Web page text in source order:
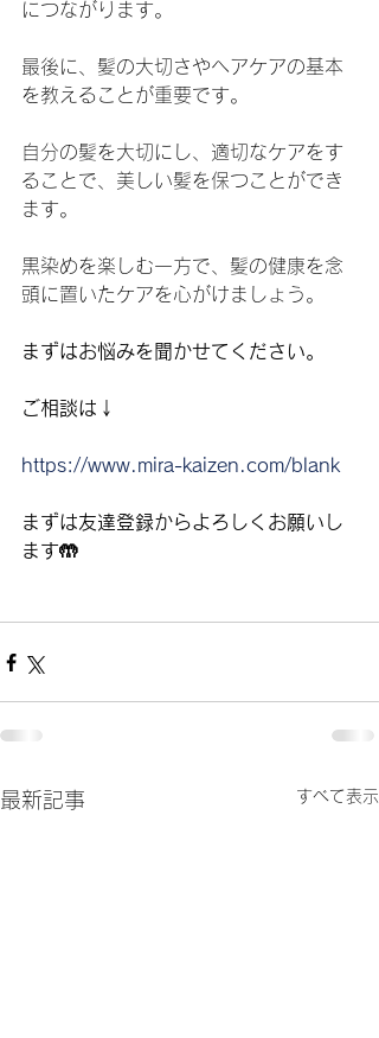
につながります。
最後に、髪の大切さやヘアケアの基本
を教えることが重要です。
自分の髪を大切にし、適切なケアをす
ることで、美しい髪を保つことができ
ます。
黒染めを楽しむ一方で、髪の健康を念
頭に置いたケアを心がけましょう。
まずはお悩みを聞かせてください。
ご相談は↓
https://www.mira-kaizen.com/blank
まずは友達登録からよろしくお願いし
ます🤲
最新記事 すべて表示